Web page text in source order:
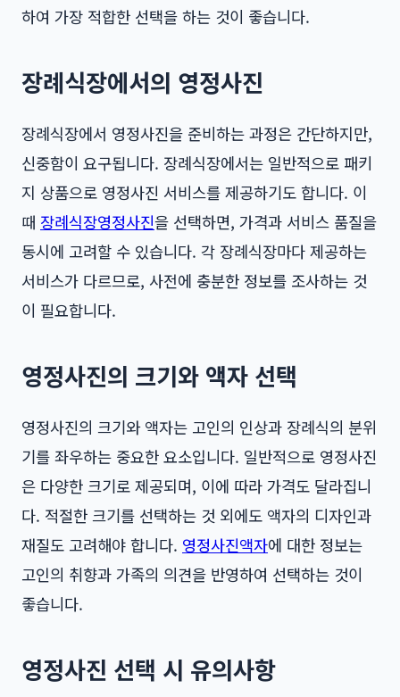
하여 가장 적합한 선택을 하는 것이 좋습니다.
장례식장에서의 영정사진
장례식장에서 영정사진을 준비하는 과정은 간단하지만,
신중함이 요구됩니다. 장례식장에서는 일반적으로 패키
지 상품으로 영정사진 서비스를 제공하기도 합니다. 이
때 장례식장영정사진을 선택하면, 가격과 서비스 품질을
동시에 고려할 수 있습니다. 각 장례식장마다 제공하는
서비스가 다르므로, 사전에 충분한 정보를 조사하는 것
이 필요합니다.
영정사진의 크기와 액자 선택
영정사진의 크기와 액자는 고인의 인상과 장례식의 분위
기를 좌우하는 중요한 요소입니다. 일반적으로 영정사진
은 다양한 크기로 제공되며, 이에 따라 가격도 달라집니
다. 적절한 크기를 선택하는 것 외에도 액자의 디자인과
재질도 고려해야 합니다. 영정사진액자에 대한 정보는
고인의 취향과 가족의 의견을 반영하여 선택하는 것이
좋습니다.
영정사진 선택 시 유의사항